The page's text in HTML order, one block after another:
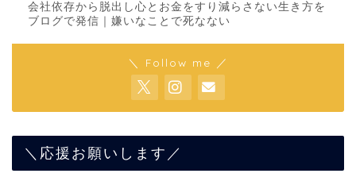
会社依存から脱出し心とお金をすり減らさない生き方を
ブログで発信｜嫌いなことで死なない
＼ Follow me ／
＼応援お願いします／